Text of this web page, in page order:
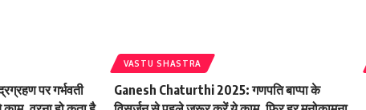
पर गर्भवती
VASTU SHASTRA
Ganesh Chaturthi 2025: गणपति बाप्पा के